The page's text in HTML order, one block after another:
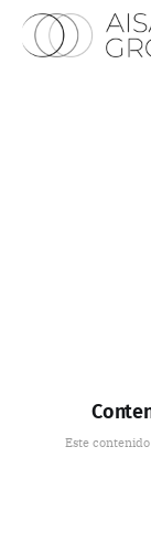
Este